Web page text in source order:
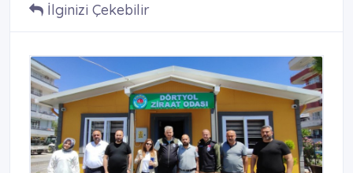
İlginizi Çekebilir